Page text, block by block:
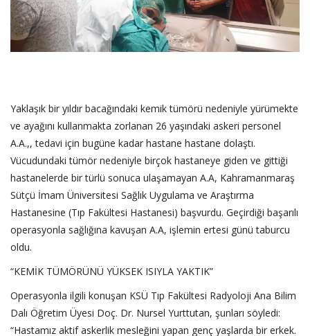
Yaklaşık bir yıldır bacağındaki kemik tümörü nedeniyle yürümekte
ve ayağını kullanmakta zorlanan 26 yaşındaki askeri personel
A.A.,, tedavi için bugüne kadar hastane hastane dolaştı.
Vücudundaki tümör nedeniyle birçok hastaneye giden ve gittiği
hastanelerde bir türlü sonuca ulaşamayan A.A, Kahramanmaraş
Sütçü İmam Üniversitesi Sağlık Uygulama ve Araştırma
Hastanesine (Tıp Fakültesi Hastanesi) başvurdu. Geçirdiği başarılı
operasyonla sağlığına kavuşan A.A, işlemin ertesi günü taburcu
oldu.
“KEMİK TÜMÖRÜNÜ YÜKSEK ISIYLA YAKTIK”
Operasyonla ilgili konuşan KSÜ Tıp Fakültesi Radyoloji Ana Bilim
Dalı Öğretim Üyesi Doç. Dr. Nursel Yurttutan, şunları söyledi:
“Hastamız aktif askerlik mesleğini yapan genç yaşlarda bir erkek.